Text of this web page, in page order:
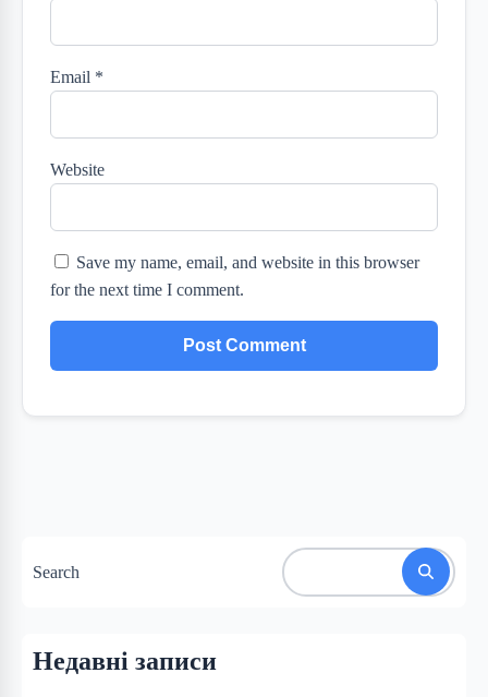
Email *
Website
Save my name, email, and website in this browser
for the next time I comment.
Search
Недавні записи